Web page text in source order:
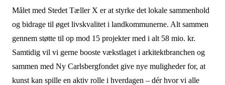
Målet med Stedet Tæller X er at styrke det lokale sammenhold
og bidrage til øget livskvalitet i landkommunerne. Alt sammen
gennem støtte til op mod 15 projekter med i alt 58 mio. kr.
Samtidig vil vi gerne booste vækstlaget i arkitektbranchen og
sammen med Ny Carlsbergfondet give nye muligheder for, at
kunst kan spille en aktiv rolle i hverdagen – dér hvor vi alle